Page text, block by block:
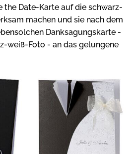
the Date-Karte auf die schwarz-
machen und sie nach dem
Danksagungskarte -
weiß-Foto - an das gelungene